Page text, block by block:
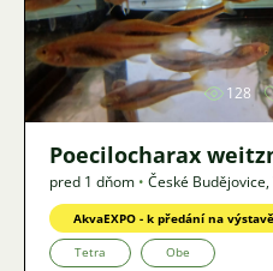
128
Poecilocharax
pred 1 dňom • České Budějovice,
AkvaEXPO - k předání na výstavě
Tetra Obe